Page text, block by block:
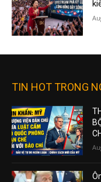
TIN HOT TRONG
CHÍ